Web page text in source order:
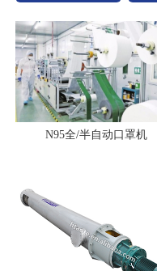
N95全/半自动口罩机